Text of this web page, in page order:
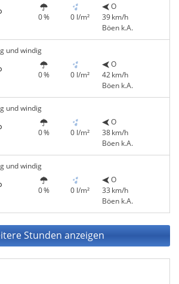
0 % 0 l/m²
O
39 km/h
Böen k.A.
und windig
0 % 0 l/m²
O
42 km/h
Böen k.A.
und windig
0 % 0 l/m²
O
38 km/h
Böen k.A.
und windig
0 % 0 l/m²
O
33 km/h
Böen k.A.
Stunden anzeigen